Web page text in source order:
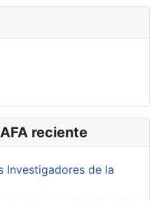
reciente
Investigadores de la